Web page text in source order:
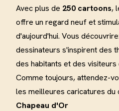
Avec plus de 250 cartoons,
offre un regard neuf et
d'aujourd'hui. Vous
dessinateurs s'inspirent des
des habitants et des
Comme toujours, attendez-
les meilleures caricatures du
Chapeau d'Or